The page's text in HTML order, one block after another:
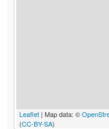
Leaflet | Map data: ©
(CC-BY-SA)